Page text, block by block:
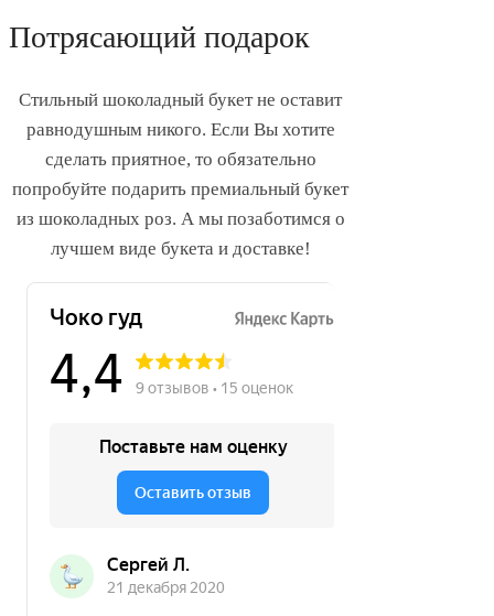
Потрясающий подарок
Стильный шоколадный букет не оставит
равнодушным никого. Если Вы хотите
сделать приятное, то обязательно
попробуйте подарить премиальный букет
из шоколадных роз. А мы позаботимся о
лучшем виде букета и доставке!